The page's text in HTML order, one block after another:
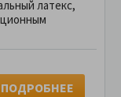
латекс,
ПОДРОБНЕЕ